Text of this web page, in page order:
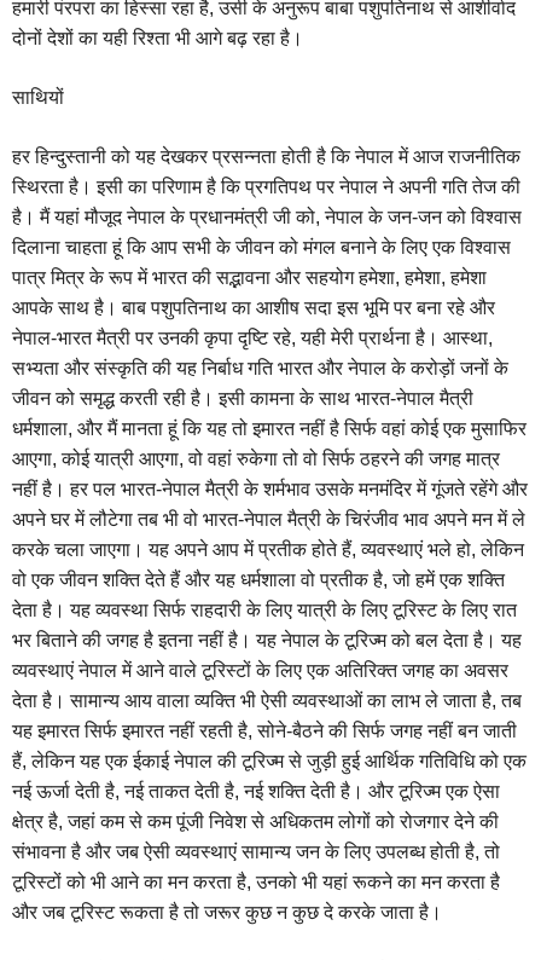
हमारी पंरपरा का हिस्‍सा रहा है, उसी के अनुरूप बाबा पशुपतिनाथ से आशीर्वाद
दोनों देशों का यही रिश्‍ता भी आगे बढ़ रहा है।
साथियों
हर हिन्‍दुस्‍तानी को यह देखकर प्रसन्‍नता होती है कि नेपाल में आज राजनीतिक
स्थिरता है। इसी का परिणाम है कि प्रगतिपथ पर नेपाल ने अपनी गति तेज की
है। मैं यहां मौजूद नेपाल के प्रधानमंत्री जी को, नेपाल के जन-जन को विश्‍वास
दिलाना चाहता हूं कि आप सभी के जीवन को मंगल बनाने के लिए एक विश्‍वास
पात्र मित्र के रूप में भारत की सद्भावना और सहयोग हमेशा, हमेशा, हमेशा
आपके साथ है। बाब पशुपतिनाथ का आशीष सदा इस भूमि पर बना रहे और
नेपाल-भारत मैत्री पर उनकी कृपा दृष्टि रहे, यही मेरी प्रार्थना है। आस्‍था,
सभ्‍यता और संस्‍कृति की यह निर्बाध गति भारत और नेपाल के करोड़ों जनों के
जीवन को समृद्ध करती रही है। इसी कामना के साथ भारत-नेपाल मैत्री
धर्मशाला, और मैं मानता हूं कि यह तो इमारत नहीं है सिर्फ वहां कोई एक मुसाफिर
आएगा, कोई यात्री आएगा, वो वहां रुकेगा तो वो सिर्फ ठहरने की जगह मात्र
नहीं है। हर पल भारत-नेपाल मैत्री के शर्मभाव उसके मनमंदिर में गूंजते रहेंगे और
अपने घर में लौटेगा तब भी वो भारत-नेपाल मैत्री के चिरंजीव भाव अपने मन में ले
करके चला जाएगा। यह अपने आप में प्रतीक होते हैं, व्‍यवस्‍थाएं भले हो, लेकिन
वो एक जीवन शक्ति देते हैं और यह धर्मशाला वो प्रतीक है, जो हमें एक शक्ति
देता है। यह व्‍यवस्‍था सिर्फ राहदारी के लिए यात्री के लिए टूरिस्‍ट के लिए रात
भर बिताने की जगह है इतना नहीं है। यह नेपाल के टूरिज्‍म को बल देता है। यह
व्‍यवस्‍थाएं नेपाल में आने वाले टूरिस्‍टों के लिए एक अतिरिक्‍त जगह का अवसर
देता है। सामान्‍य आय वाला व्‍यक्ति भी ऐसी व्‍यवस्‍थाओं का लाभ ले जाता है, तब
यह इमारत सिर्फ इमारत नहीं रहती है, सोने-बैठने की सिर्फ जगह नहीं बन जाती
हैं, लेकिन यह एक ईकाई नेपाल की टूरिज्‍म से जुड़ी हुई आर्थिक गतिविधि को एक
नई ऊर्जा देती है, नई ताकत देती है, नई शक्ति देती है। और टूरिज्‍म एक ऐसा
क्षेत्र है, जहां कम से कम पूंजी निवेश से अधिकतम लोगों को रोजगार देने की
संभावना है और जब ऐसी व्‍यवस्‍थाएं सामान्‍य जन के लिए उपलब्‍ध होती है, तो
टूरिस्‍टों को भी आने का मन करता है, उनको भी यहां रूकने का मन करता है
और जब टूरिस्‍ट रूकता है तो जरूर कुछ न कुछ दे करके जाता है।